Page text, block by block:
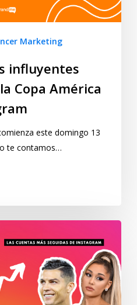
Marketing
influyentes
Copa América
este domingo 13
te contamos…